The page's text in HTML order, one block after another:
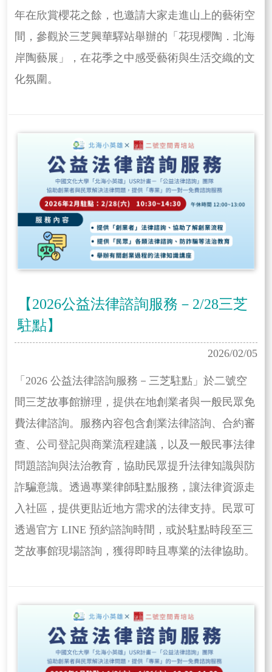
年在欣賞櫻花之餘，也邀請大家走進山上的藝術空
間，參觀於三芝興華驛站舉辦的「花現櫻陶．北海
岸陶藝展」，在花季之中感受藝術與生活交織的文
化氛圍。
【2026公益法律諮詢服務－2/28三芝
駐點】
2026/02/05
「2026 公益法律諮詢服務－三芝駐點」於二號空
間三芝故事館辦理，提供在地創業者與一般民眾免
費法律諮詢。服務內容包含創業法律諮詢、合約審
查、公司登記與商業流程建議，以及一般民事法律
問題諮詢與法治教育，協助民眾提升法律知識與防
詐騙意識。透過專業律師駐點服務，讓法律資源走
入社區，提供更貼近地方需求的法律支持。民眾可
透過官方 LINE 預約諮詢時間，或於駐點時段至三
芝故事館現場諮詢，獲得即時且專業的法律協助。